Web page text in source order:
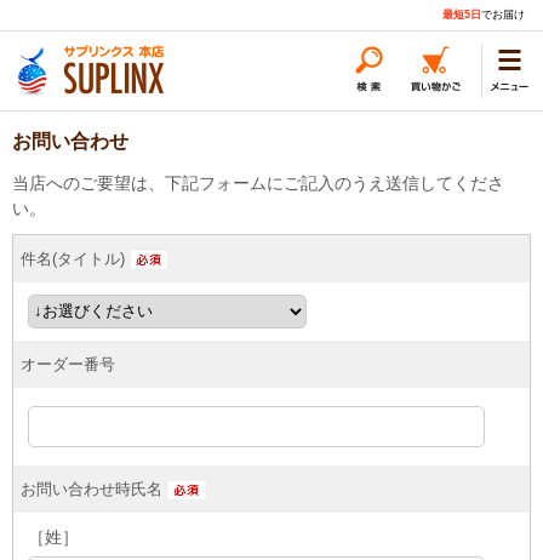
最短5日 でお届け
お問い合わせ
当店へのご要望は、下記フォームにご記入のうえ送信してくださ
い。
件名(タイトル)
オーダー番号
お問い合わせ時氏名
［姓］